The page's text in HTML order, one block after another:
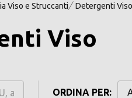
Viso e Struccanti Detergenti Viso
Viso
ORDINA PER: